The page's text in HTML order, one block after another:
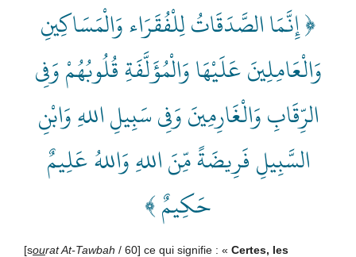
﴿ إِنَّمَا الصَّدَقَاتُ لِلْفُقَرَاء وَالْمَسَاكِينِ
وَالْعَامِلِينَ عَلَيْهَا وَالْمُؤَلَّفَةِ قُلُوبُهُمْ وَفِي
الرِّقَابِ وَالْغَارِمِينَ وَفِي سَبِيلِ اللهِ وَابْنِ
السَّبِيلِ فَرِيضَةً مِّنَ اللهِ وَاللهُ عَلِيمٌ
حَكِيمٌ ﴾
[sourat At-Tawbah / 60] ce qui signifie : « Certes, les